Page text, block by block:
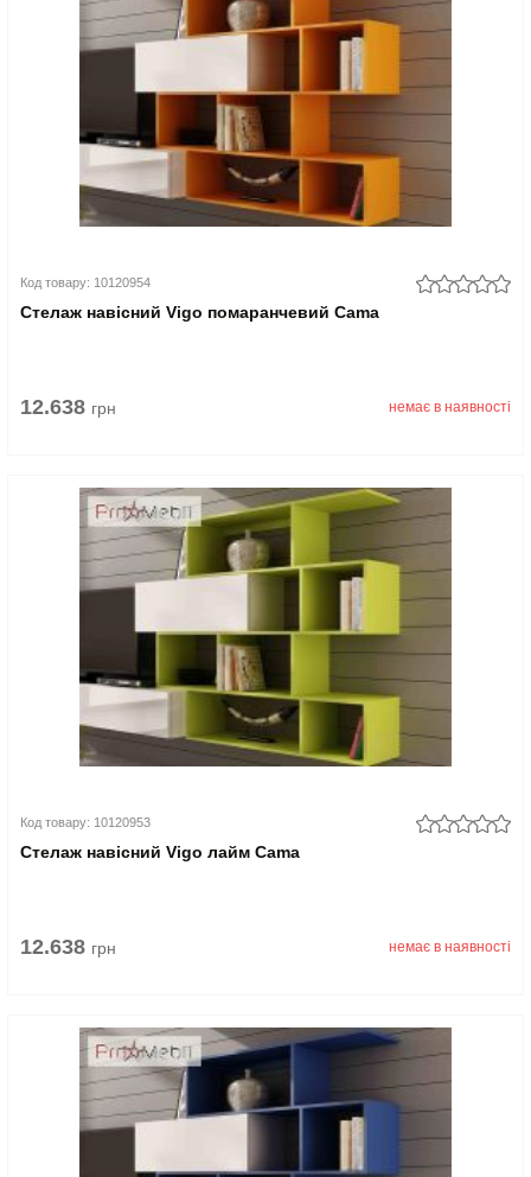
Код товару: 10120954
Стелаж навісний Vigo помаранчевий Cama
12.638 грн немає в наявності
Код товару: 10120953
Стелаж навісний Vigo лайм Cama
12.638 грн немає в наявності